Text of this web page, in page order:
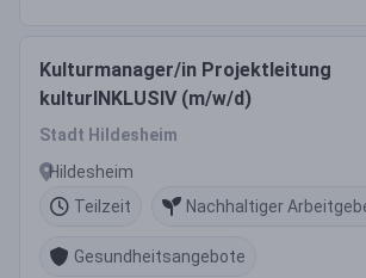
Kulturmanager/in Projektleitung
kulturINKLUSIV (m/w/d)
Stadt Hildesheim
Hildesheim
Teilzeit
Nachhaltiger
Gesundheitsangebote